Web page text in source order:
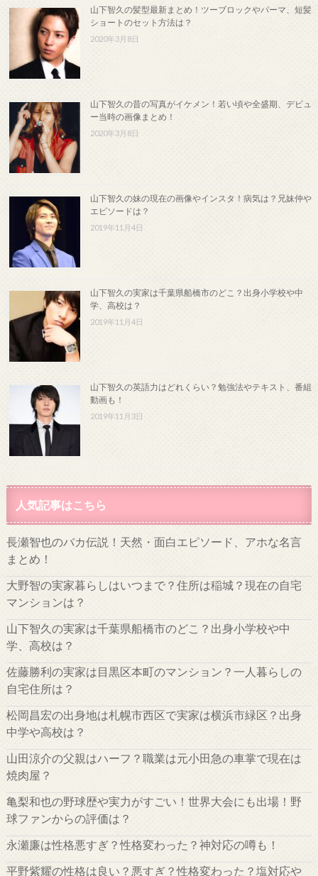
山下智久の髪型最新まとめ！ツーブロックやパーマ、短髪
ショートのセット方法は？
2020年3月8日
山下智久の昔の写真がイケメン！若い頃や全盛期、デビュ
ー当時の画像まとめ！
2020年3月8日
山下智久の妹の現在の画像やインスタ！病気は？兄妹仲や
エピソードは？
2019年11月4日
山下智久の実家は千葉県船橋市のどこ？出身小学校や中
学、高校は？
2019年11月4日
山下智久の英語力はどれくらい？勉強法やテキスト、番組
動画も！
2019年11月3日
人気記事はこちら
長瀬智也のバカ伝説！天然・面白エピソード、アホな名言
まとめ！
大野智の実家暮らしはいつまで？住所は稲城？現在の自宅
マンションは？
山下智久の実家は千葉県船橋市のどこ？出身小学校や中
学、高校は？
佐藤勝利の実家は目黒区本町のマンション？一人暮らしの
自宅住所は？
松岡昌宏の出身地は札幌市西区で実家は横浜市緑区？出身
中学や高校は？
山田涼介の父親はハーフ？職業は元小田急の車掌で現在は
焼肉屋？
亀梨和也の野球歴や実力がすごい！世界大会にも出場！野
球ファンからの評価は？
永瀬廉は性格悪すぎ？性格変わった？神対応の噂も！
平野紫耀の性格は良い？悪すぎ？性格変わった？塩対応や